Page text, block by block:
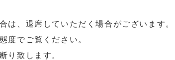
は、退席していただく場合がございます
度でご覧ください。
り致します。